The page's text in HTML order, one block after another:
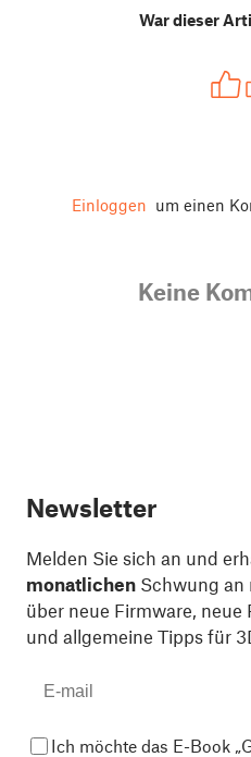
War dieser
Einloggen um einen
Keine
Newsletter
Melden Sie sich an und
monatlichen Schwung
über neue Firmware, neue
und allgemeine Tipps für
Ich möchte das E-Book